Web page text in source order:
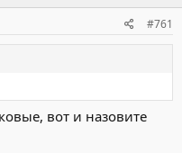
#761
вот и назовите